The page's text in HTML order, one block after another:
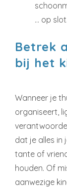
… op slot.
Betrek
bij het
Wanneer je
organiseert,
dat je alles in
tante of
houden. Of
aanwezige